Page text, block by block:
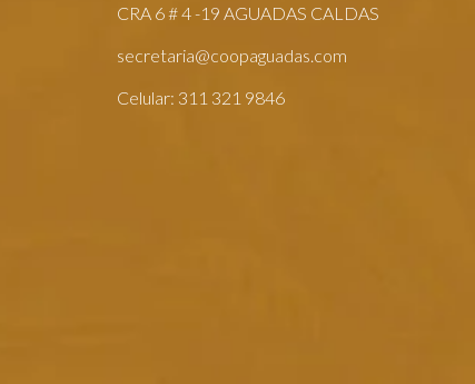
CRA 6 # 4 -19 AGUADAS CALDAS
secretaria@coopaguadas.com
Celular: 311 321 9846